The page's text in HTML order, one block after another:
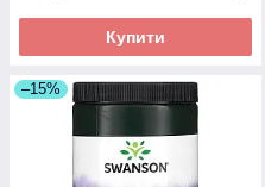
Купити
–15%